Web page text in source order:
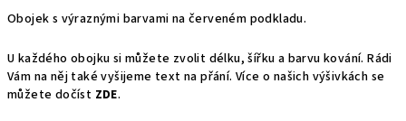
Obojek s výraznými barvami na červeném podkladu.
U každého obojku si můžete zvolit délku, šířku a barvu kování. Rádi
Vám na něj také vyšijeme text na přání. Více o našich výšivkách se
můžete dočíst ZDE.